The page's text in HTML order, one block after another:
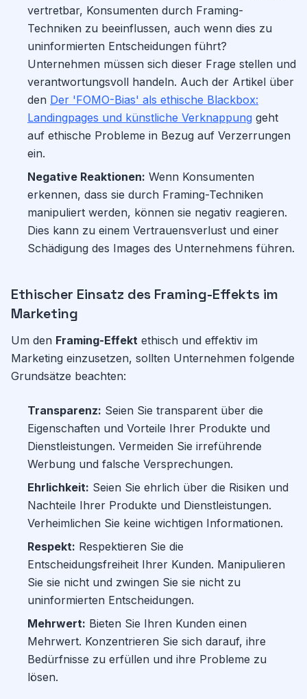
vertretbar, Konsumenten durch Framing-
Techniken zu beeinflussen, auch wenn dies zu
uninformierten Entscheidungen führt?
Unternehmen müssen sich dieser Frage stellen und
verantwortungsvoll handeln. Auch der Artikel über
den Der 'FOMO-Bias' als ethische Blackbox:
Landingpages und künstliche Verknappung geht
auf ethische Probleme in Bezug auf Verzerrungen
ein.
Negative Reaktionen: Wenn Konsumenten
erkennen, dass sie durch Framing-Techniken
manipuliert werden, können sie negativ reagieren.
Dies kann zu einem Vertrauensverlust und einer
Schädigung des Images des Unternehmens führen.
Ethischer Einsatz des Framing-Effekts im
Marketing
Um den Framing-Effekt ethisch und effektiv im
Marketing einzusetzen, sollten Unternehmen folgende
Grundsätze beachten:
Transparenz: Seien Sie transparent über die
Eigenschaften und Vorteile Ihrer Produkte und
Dienstleistungen. Vermeiden Sie irreführende
Werbung und falsche Versprechungen.
Ehrlichkeit: Seien Sie ehrlich über die Risiken und
Nachteile Ihrer Produkte und Dienstleistungen.
Verheimlichen Sie keine wichtigen Informationen.
Respekt: Respektieren Sie die
Entscheidungsfreiheit Ihrer Kunden. Manipulieren
Sie sie nicht und zwingen Sie sie nicht zu
uninformierten Entscheidungen.
Mehrwert: Bieten Sie Ihren Kunden einen
Mehrwert. Konzentrieren Sie sich darauf, ihre
Bedürfnisse zu erfüllen und ihre Probleme zu
lösen.